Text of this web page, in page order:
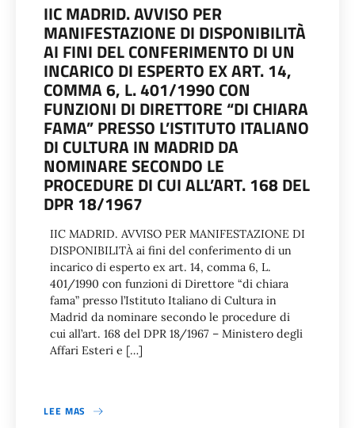
IIC MADRID. AVVISO PER
MANIFESTAZIONE DI DISPONIBILITÀ
AI FINI DEL CONFERIMENTO DI UN
INCARICO DI ESPERTO EX ART. 14,
COMMA 6, L. 401/1990 CON
FUNZIONI DI DIRETTORE “DI CHIARA
FAMA” PRESSO L’ISTITUTO ITALIANO
DI CULTURA IN MADRID DA
NOMINARE SECONDO LE
PROCEDURE DI CUI ALL’ART. 168 DEL
DPR 18/1967
IIC MADRID. AVVISO PER MANIFESTAZIONE DI
DISPONIBILITÀ ai fini del conferimento di un
incarico di esperto ex art. 14, comma 6, L.
401/1990 con funzioni di Direttore “di chiara
fama” presso l’Istituto Italiano di Cultura in
Madrid da nominare secondo le procedure di
cui all’art. 168 del DPR 18/1967 – Ministero degli
Affari Esteri e […]
LEE MAS